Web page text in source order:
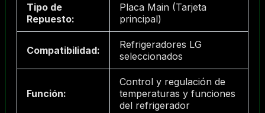
Tipo de
Repuesto:
Placa Main (Tarjeta
principal)
Compatibilidad:
Refrigeradores LG
seleccionados
Función:
Control y regulación de
temperaturas y funciones
del refrigerador